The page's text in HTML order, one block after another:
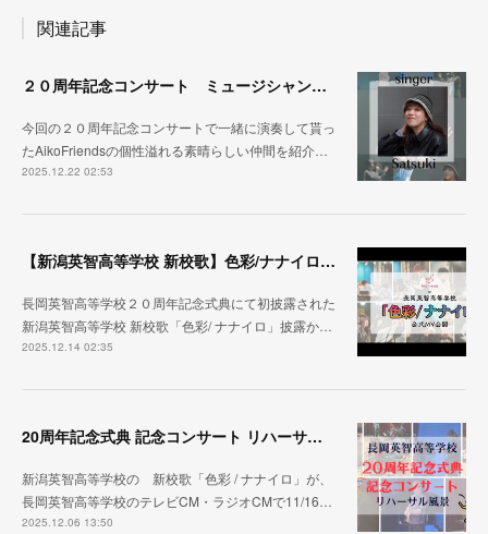
関連記事
２０周年記念コンサート ミュージシャン紹介その③
今回の２０周年記念コンサートで一緒に演奏して貰っ
たAikoFriendsの個性溢れる素晴らしい仲間を紹介…
2025.12.22 02:53
【新潟英智高等学校 新校歌】色彩/ナナイロ ２０周年記念式典から１ヶ月
長岡英智高等学校２０周年記念式典にて初披露された
新潟英智高等学校 新校歌「色彩/ ナナイロ」披露か…
2025.12.14 02:35
20周年記念式典 記念コンサート リハーサル映像 公開
新潟英智高等学校の 新校歌「色彩 / ナナイロ」が、
長岡英智高等学校のテレビCM・ラジオCMで11/16…
2025.12.06 13:50